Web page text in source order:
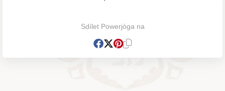
Sdílet Powerjóga na